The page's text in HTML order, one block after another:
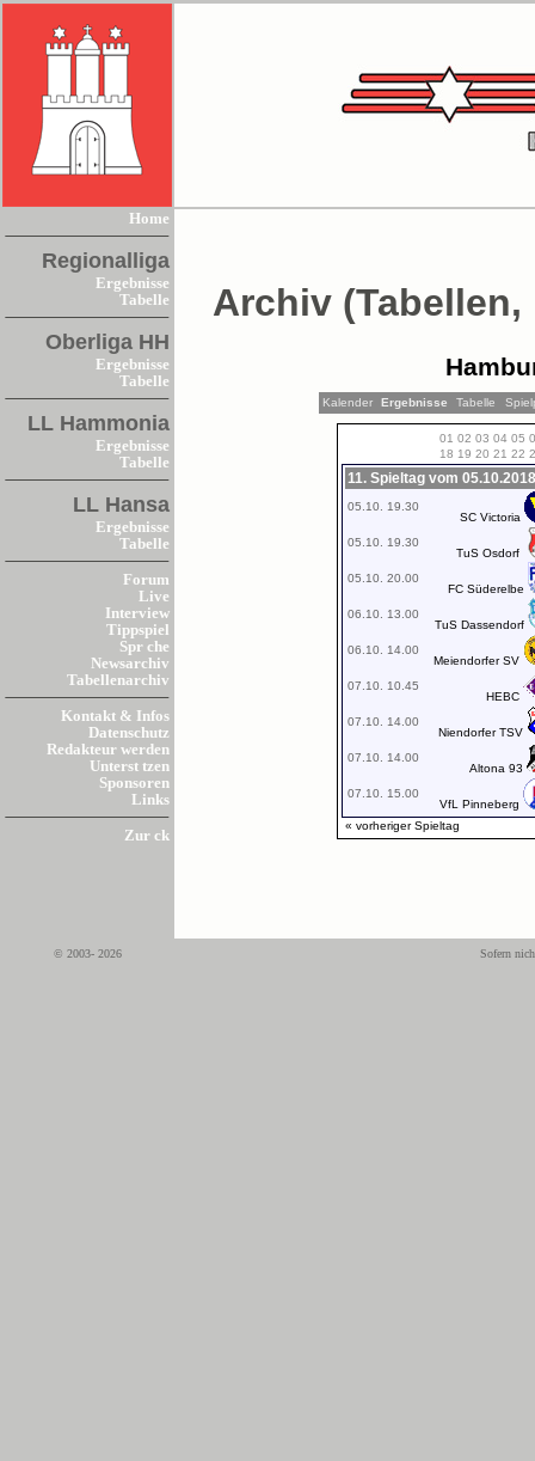
Home
Regionalliga
Ergebnisse
Tabelle
Oberliga HH
Ergebnisse
Tabelle
LL Hammonia
Ergebnisse
Tabelle
LL Hansa
Ergebnisse
Tabelle
Forum
Live
Interview
Tippspiel
Spr che
Newsarchiv
Tabellenarchiv
Kontakt & Infos
Datenschutz
Redakteur werden
Unterst tzen
Sponsoren
Links
Zur ck
Archiv
Kalender Ergebnisse Tabelle
01 02 03 04 05
18 19 20 21 22
11. Spieltag vom
05.10. 19.30
SC Victoria
05.10. 19.30
TuS Osdorf
05.10. 20.00
FC Süderelbe
06.10. 13.00
TuS Dassendorf
06.10. 14.00
Meiendorfer SV
07.10. 10.45
HEBC
07.10. 14.00
Niendorfer TSV
07.10. 14.00
Altona 93
07.10. 15.00
VfL Pinneberg
« vorheriger Spieltag
© 2003- 2026 Sofern